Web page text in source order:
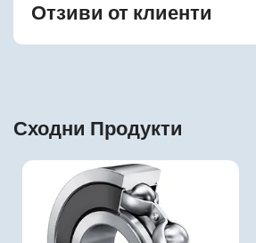
Отзиви от клиенти
Сходни Продукти